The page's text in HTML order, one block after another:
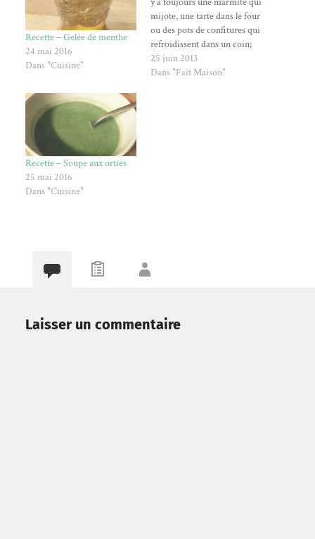
Recette – Gelée de menthe
24 mai 2016
Dans "Cuisine"
mijote, une tarte dans le four
ou des pots de confitures qui
refroidissent dans un coin;
goûter des nouvelles épices,
des saveurs exotiques, des
25 juin 2013
Dans "Fait Maison"
Recette – Soupe aux orties
25 mai 2016
Dans "Cuisine"
Laisser un commentaire